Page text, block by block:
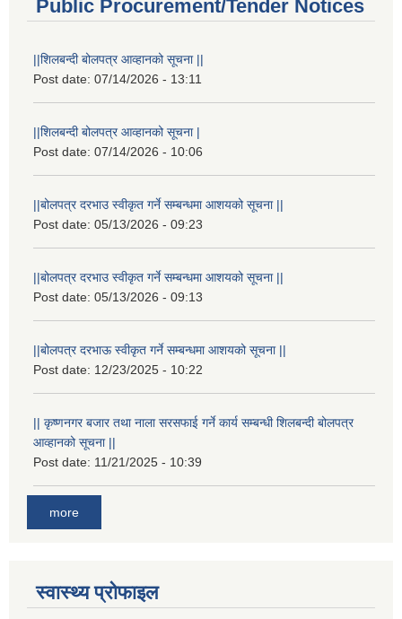
Public Procurement/Tender Notices
||शिलबन्दी बोलपत्र आव्हानको सूचना ||
Post date: 07/14/2026 - 13:11
||शिलबन्दी बोलपत्र आव्हानको सूचना |
Post date: 07/14/2026 - 10:06
||बोलपत्र दरभाउ स्वीकृत गर्ने सम्बन्धमा आशयको सूचना ||
Post date: 05/13/2026 - 09:23
||बोलपत्र दरभाउ स्वीकृत गर्ने सम्बन्धमा आशयको सूचना ||
Post date: 05/13/2026 - 09:13
||बोलपत्र दरभाऊ स्वीकृत गर्ने सम्बन्धमा आशयको सूचना ||
Post date: 12/23/2025 - 10:22
|| कृष्णनगर बजार तथा नाला सरसफाई गर्ने कार्य सम्बन्धी शिलबन्दी बोलपत्र
आव्हानको सूचना ||
Post date: 11/21/2025 - 10:39
more
स्वास्थ्य प्रोफाइल